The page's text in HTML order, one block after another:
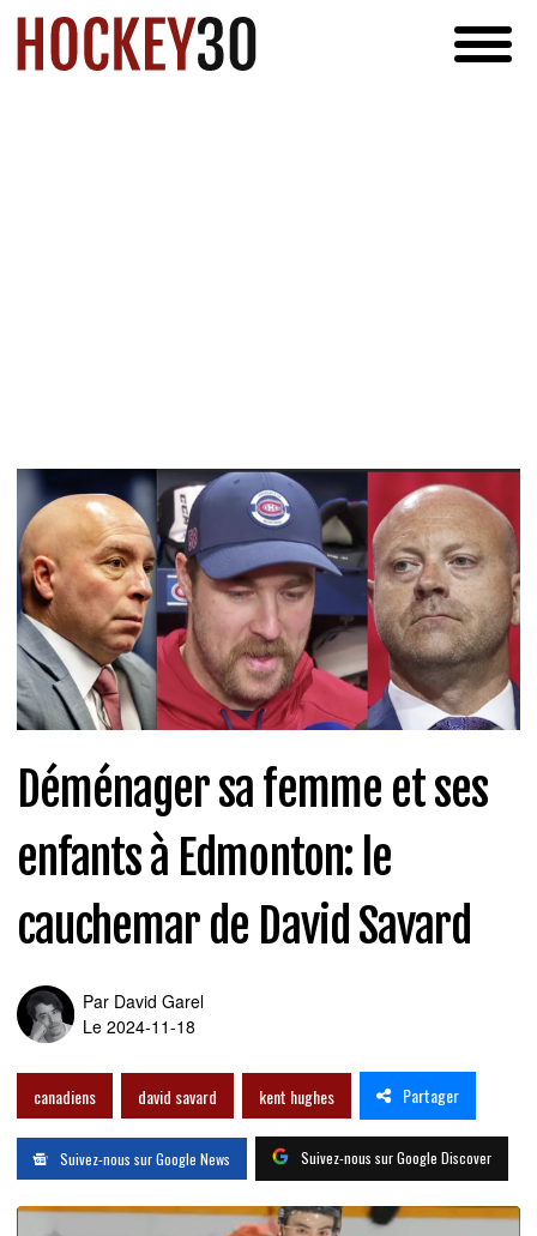
Déménager sa femme et ses
enfants à Edmonton: le
cauchemar de David Savard
Par David Garel
Le 2024-11-18
canadiens david savard kent hughes Partager
Suivez-nous sur Google News Suivez-nous sur Google Discover